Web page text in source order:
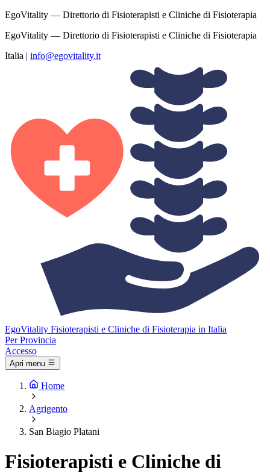
EgoVitality — Direttorio di Fisioterapisti e Cliniche di Fisioterapia
EgoVitality — Direttorio di Fisioterapisti e Cliniche di Fisioterapia
Italia | info@egovitality.it
EgoVitality Fisioterapisti e Cliniche di Fisioterapia in Italia
Per Provincia
Accesso
Apri menu
Home
Agrigento
San Biagio Platani
Fisioterapisti e Cliniche di